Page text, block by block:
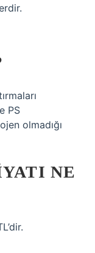
PS
olmadığı
NE